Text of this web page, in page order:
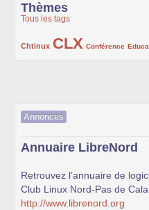
Thèmes
Tous les tags
Chtinux
222/1002CLX
1002/1002 Conférence
132/1002
119/1002
168/1002
Annonces
Annuaire LibreNord
Retrouvez l’annuaire de
Club Linux Nord-Pas de
http://www.librenord.org